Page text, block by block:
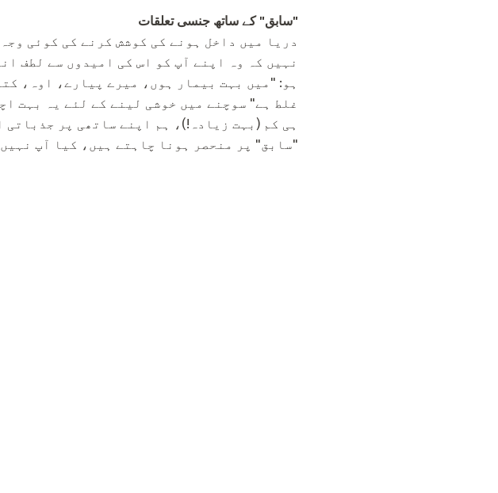
"سابق" کے ساتھ جنسی تعلقات
دریا میں داخل ہونے کی کوشش کرنے کی کوئی
نہیں کہ وہ اپنے آپ کو اس کی امیدوں سے لطف
ہو: "میں بہت بیمار ہوں، میرے پیارے، اوہ،
غلط ہے" سوچنے میں خوشی لینے کے لئے یہ بہت
ہی کم (بہت زیادہ!)، ہم اپنے ساتھی پر
"سابق" پر منحصر ہونا چاہتے ہیں، کیا آپ